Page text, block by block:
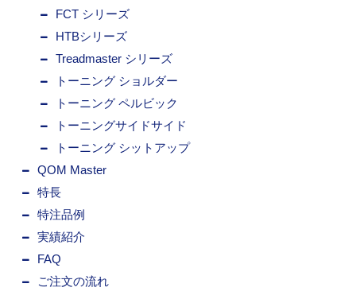
FCT シリーズ
HTBシリーズ
Treadmaster シリーズ
トーニング ショルダー
トーニング ペルビック
トーニングサイドサイド
トーニング シットアップ
QOM Master
特長
特注品例
実績紹介
FAQ
ご注文の流れ